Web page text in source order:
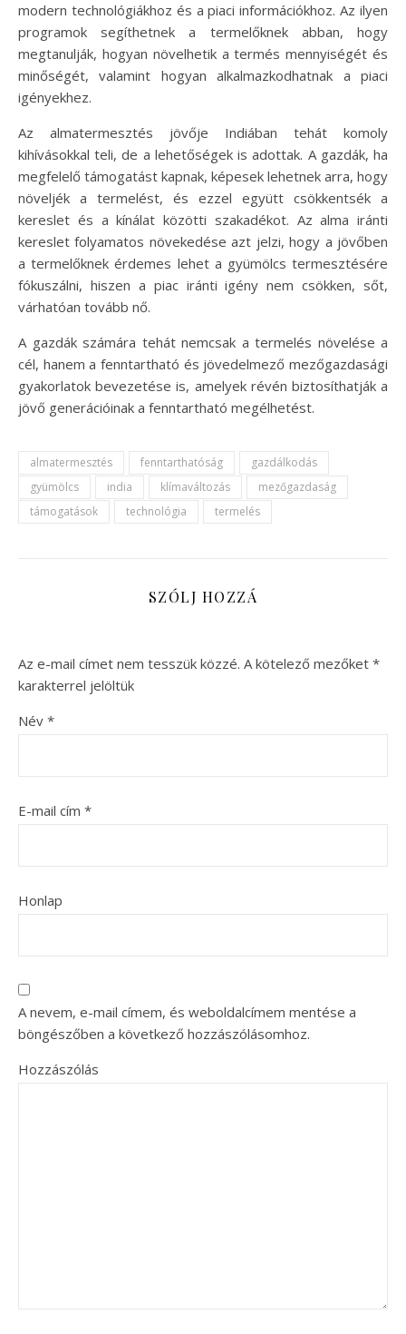
modern technológiákhoz és a piaci információkhoz. Az ilyen
programok segíthetnek a termelőknek abban, hogy
megtanulják, hogyan növelhetik a termés mennyiségét és
minőségét, valamint hogyan alkalmazkodhatnak a piaci
igényekhez.
Az almatermesztés jövője Indiában tehát komoly
kihívásokkal teli, de a lehetőségek is adottak. A gazdák, ha
megfelelő támogatást kapnak, képesek lehetnek arra, hogy
növeljék a termelést, és ezzel együtt csökkentsék a
kereslet és a kínálat közötti szakadékot. Az alma iránti
kereslet folyamatos növekedése azt jelzi, hogy a jövőben
a termelőknek érdemes lehet a gyümölcs termesztésére
fókuszálni, hiszen a piac iránti igény nem csökken, sőt,
várhatóan tovább nő.
A gazdák számára tehát nemcsak a termelés növelése a
cél, hanem a fenntartható és jövedelmező mezőgazdasági
gyakorlatok bevezetése is, amelyek révén biztosíthatják a
jövő generációinak a fenntartható megélhetést.
almatermesztés fenntarthatóság
gazdálkodás
gyümölcs
india klímaváltozás
mezőgazdaság
támogatások
technológia termelés
SZÓLJ HOZZÁ
Az e-mail címet nem tesszük közzé. A kötelező mezőket *
karakterrel jelöltük
Név *
E-mail cím *
Honlap
A nevem, e-mail címem, és weboldalcímem mentése a
böngészőben a következő hozzászólásomhoz.
Hozzászólás